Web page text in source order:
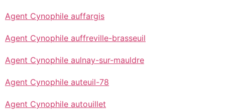
Agent Cynophile auffargis
Agent Cynophile auffreville-brasseuil
Agent Cynophile aulnay-sur-mauldre
Agent Cynophile auteuil-78
Agent Cynophile autouillet